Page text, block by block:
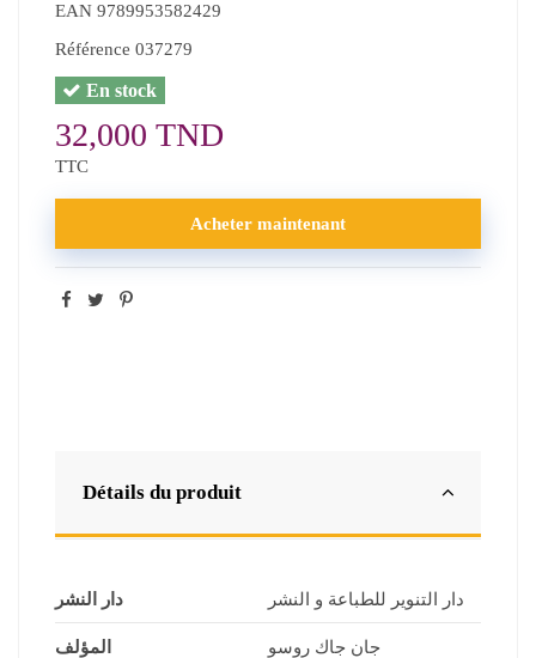
EAN 9789953582429
Référence 037279
En stock
32,000 TND
TTC
Acheter maintenant
Détails du produit
دار النشر دار التنوير للطباعة و النشر
المؤلف جان جاك روسو